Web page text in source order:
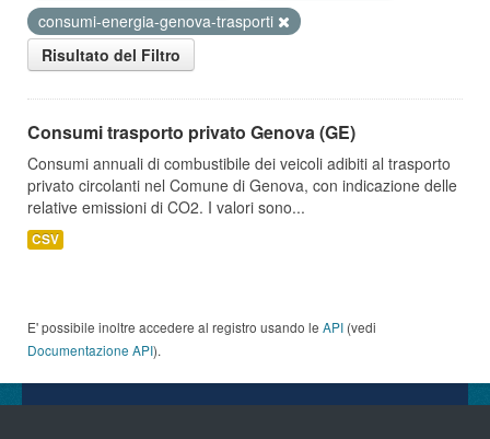
consumi-energia-genova-trasporti
Risultato del Filtro
Consumi trasporto privato Genova (GE)
Consumi annuali di combustibile dei veicoli adibiti al trasporto
privato circolanti nel Comune di Genova, con indicazione delle
relative emissioni di CO2. I valori sono...
CSV
E' possibile inoltre accedere al registro usando le API (vedi
Documentazione API).